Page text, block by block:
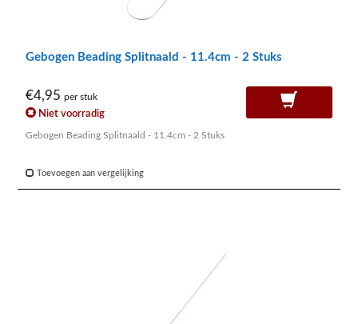
Gebogen Beading Splitnaald - 11.4cm - 2 Stuks
€4,95 per stuk
Niet voorradig
Gebogen Beading Splitnaald - 11.4cm - 2 Stuks
Toevoegen aan vergelijking